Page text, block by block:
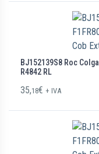
BJ152139S8 Roc
R4842 RL
35,18€ + IVA